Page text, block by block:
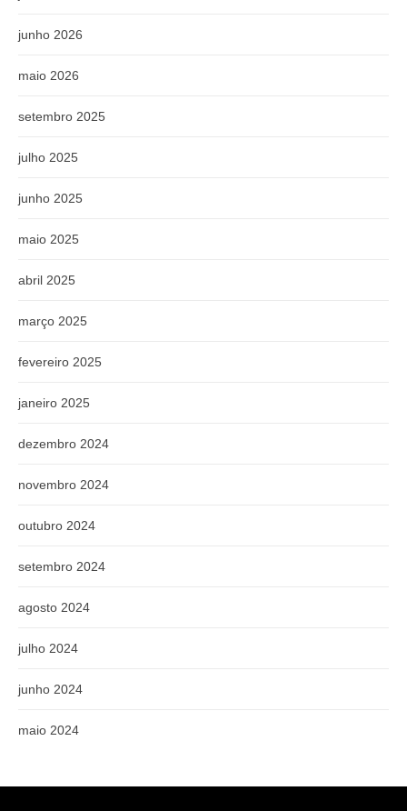
junho 2026
maio 2026
setembro 2025
julho 2025
junho 2025
maio 2025
abril 2025
março 2025
fevereiro 2025
janeiro 2025
dezembro 2024
novembro 2024
outubro 2024
setembro 2024
agosto 2024
julho 2024
junho 2024
maio 2024